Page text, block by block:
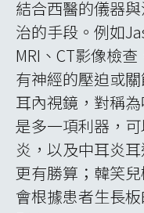
第二點心得，韓
診的各個韓醫機構
床分科專業化、
細緻，有臉部治
提供面部美容；
性更年期症候群
患者的體質檢查
功導引室，規劃
者。